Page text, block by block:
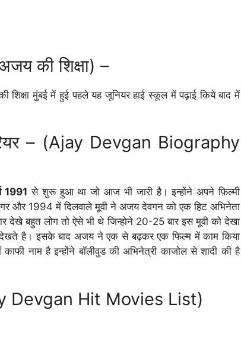
की शिक्षा) –
मुंबई में हुई पहले यह जूनियर हाई स्कूल में पढ़ाई किये बाद में
– (Ajay Devgan Biography
1991 से शुरू हुआ था जो आज भी जारी है। इन्होंने अपने फ़िल्मी
और 1994 में दिलवाले मूवी ने अजय देवगन को एक हिट अभिनेता
देखे बहुत लोग तो ऐसे भी थे जिन्होने 20-25 बार इस मूवी को देखा
है। इसके बाद अजय ने एक से बढ़कर एक फिल्म में काम किया
नाम है इन्होंने बॉलीवुड की अभिनेत्री काजोल से शादी की है
Devgan Hit Movies List)